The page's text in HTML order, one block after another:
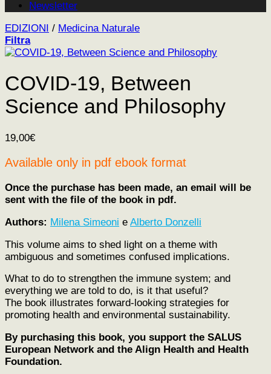
Newsletter
EDIZIONI / Medicina Naturale
Filtra
COVID-19, Between
Science and Philosophy
19,00€
Available only in pdf ebook format
Once the purchase has been made, an email will be
sent with the file of the book in pdf.
Authors: Milena Simeoni e Alberto Donzelli
This volume aims to shed light on a theme with
ambiguous and sometimes confused implications.
What to do to strengthen the immune system; and
everything we are told to do, is it that useful?
The book illustrates forward-looking strategies for
promoting health and environmental sustainability.
By purchasing this book, you support the SALUS
European Network and the Align Health and Health
Foundation.